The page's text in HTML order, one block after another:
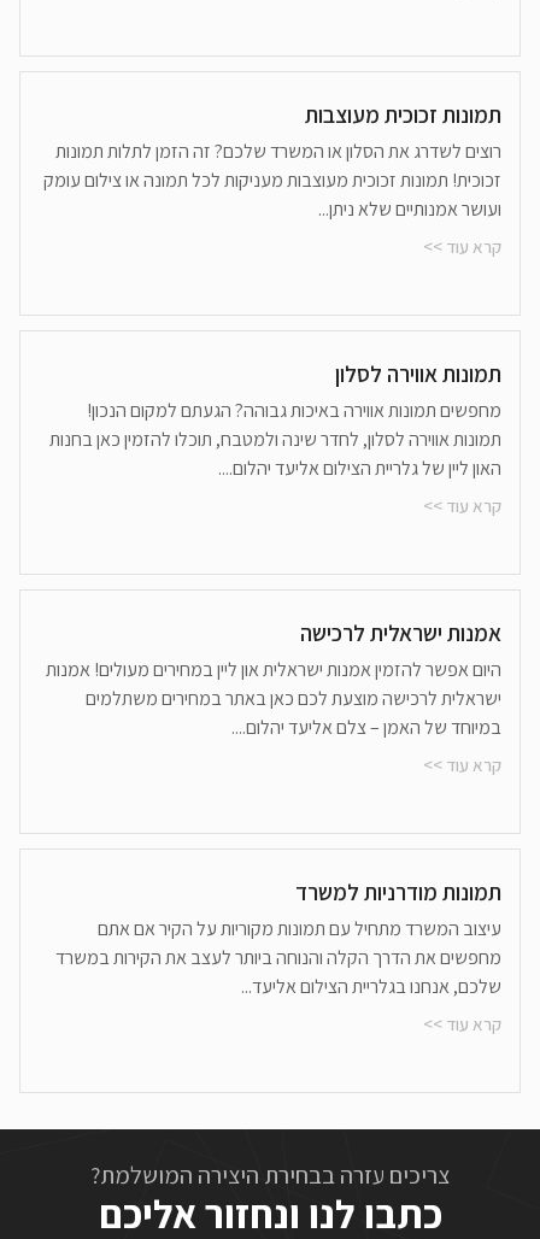
תמונות זכוכית מעוצבות
רוצים לשדרג את הסלון או המשרד שלכם? זה הזמן לתלות תמונות
זכוכית! תמונות זכוכית מעוצבות מעניקות לכל תמונה או צילום עומק
ועושר אמנותיים שלא ניתן...
קרא עוד >>
תמונות אווירה לסלון
מחפשים תמונות אווירה באיכות גבוהה? הגעתם למקום הנכון!
תמונות אווירה לסלון, לחדר שינה ולמטבח, תוכלו להזמין כאן בחנות
האון ליין של גלריית הצילום אליעד יהלום....
קרא עוד >>
אמנות ישראלית לרכישה
היום אפשר להזמין אמנות ישראלית און ליין במחירים מעולים! אמנות
ישראלית לרכישה מוצעת לכם כאן באתר במחירים משתלמים
במיוחד של האמן – צלם אליעד יהלום....
קרא עוד >>
תמונות מודרניות למשרד
עיצוב המשרד מתחיל עם תמונות מקוריות על הקיר אם אתם
מחפשים את הדרך הקלה והנוחה ביותר לעצב את הקירות במשרד
שלכם, אנחנו בגלריית הצילום אליעד...
קרא עוד >>
צריכים עזרה בבחירת היצירה המושלמת?
כתבו לנו ונחזור אליכם